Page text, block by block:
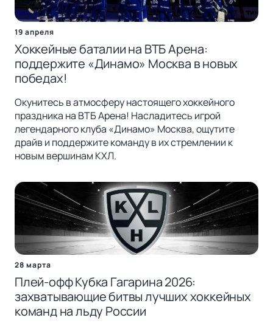
19 апреля
Хоккейные баталии на ВТБ Арена:
поддержите «Динамо» Москва в новых
победах!
Окунитесь в атмосферу настоящего хоккейного
праздника на ВТБ Арена! Насладитесь игрой
легендарного клуба «Динамо» Москва, ощутите
драйв и поддержите команду в их стремлении к
новым вершинам КХЛ.
28 марта
Плей-офф Кубка Гагарина 2026:
захватывающие битвы лучших хоккейных
команд на льду России